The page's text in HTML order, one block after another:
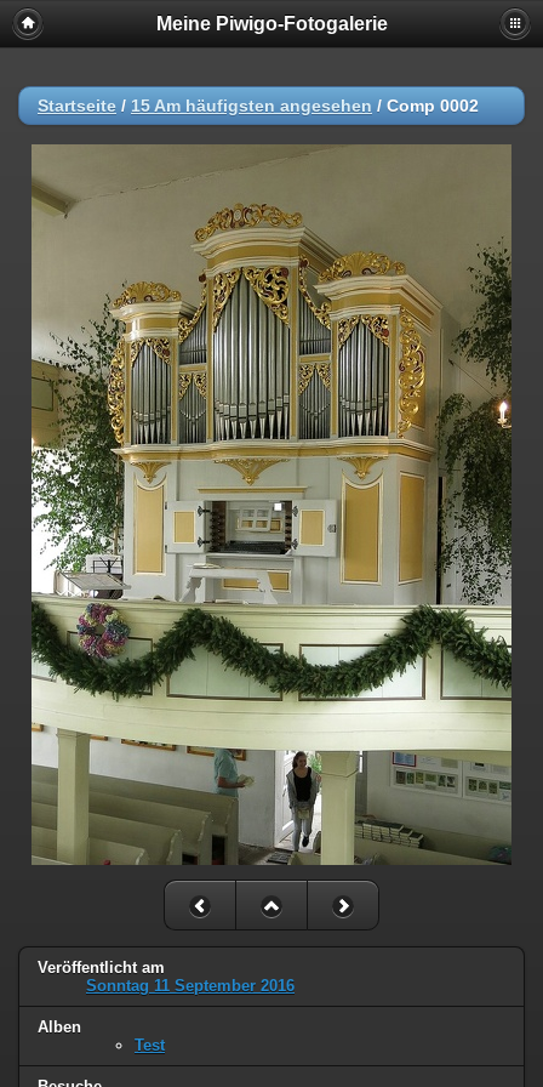
Meine Piwigo-Fotogalerie
Startseite / 15 Am häufigsten angesehen / Comp 0002
Veröffentlicht am
Sonntag 11 September 2016
Alben
Test